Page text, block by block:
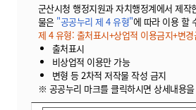
군산시청 행정지원과 자치행정계에서 제작
물은 "공공누리 제 4 유형"에 따라 이용 할
제 4 유형: 출처표시+상업적 이용금지+변경
출처표시
비상업적 이용만 가능
변형 등 2차적 저작물 작성 금지
※ 공공누리 마크를 클릭하시면 상세내용